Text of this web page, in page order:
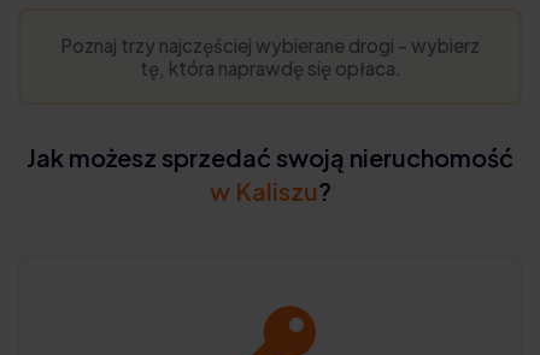
Jak możesz sprzedać swoją nieruchomość
w Kaliszu?
Poznaj trzy najczęściej wybierane drogi - wybierz
tę, która naprawdę się opłaca.